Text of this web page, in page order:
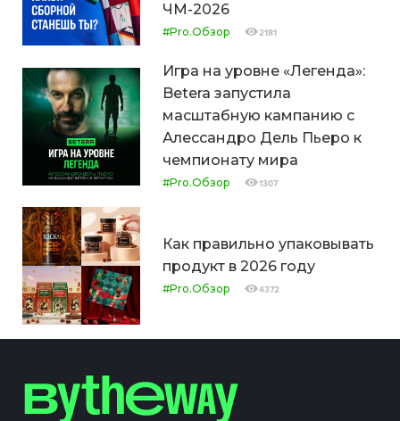
ЧМ-2026
#Pro.Обзор 2181
Игра на уровне «Легенда»:
Betera запустила
масштабную кампанию с
Алессандро Дель Пьеро к
чемпионату мира
#Pro.Обзор 1307
Как правильно упаковывать
продукт в 2026 году
#Pro.Обзор 4372